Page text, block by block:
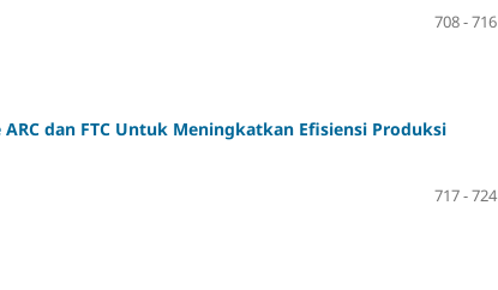
708 - 716
dan FTC Untuk Meningkatkan Efisiensi Produksi
717 - 724